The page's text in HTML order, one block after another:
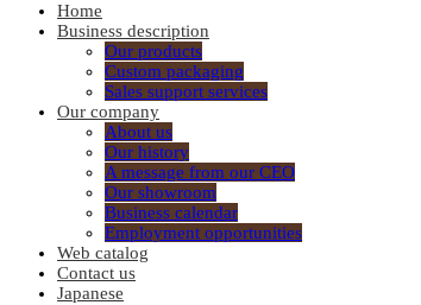
Home
Business description
Our products
Custom packaging
Sales support services
Our company
About us
Our history
A message from our CEO
Our showroom
Business calendar
Employment opportunities
Web catalog
Contact us
Japanese